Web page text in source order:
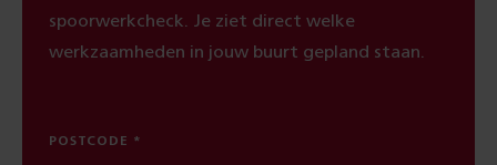
spoorwerkcheck. Je ziet direct welke
werkzaamheden in jouw buurt gepland staan.
POSTCODE